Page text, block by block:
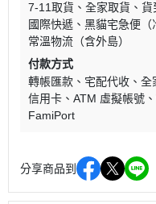
7-11取貨
全家取貨 貨
國際快遞
黑貓宅急便（
常溫物流（含外島）
付款方式
轉帳匯款
宅配代收 全
信用卡
ATM 虛擬帳號
FamiPort
分享商品到